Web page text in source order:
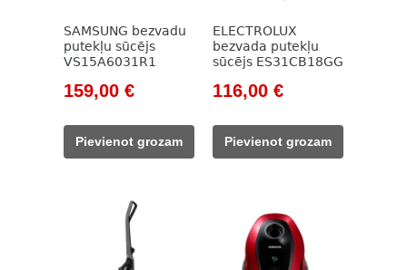
SAMSUNG bezvadu
putekļu sūcējs
VS15A6031R1
Original
was:
252,00 €.
159,00 €Current
159,00 €.
Pievienot grozam
ELECTROLUX
bezvada putekļu
sūcējs ES31CB18GG
Original
was:
232,00 €.
116,00 €Current
116,00 €.
Pievienot grozam